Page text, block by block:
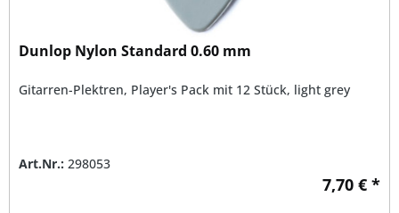
Dunlop Nylon Standard 0.60 mm
Gitarren-Plektren, Player's Pack mit 12 Stück, light grey
Art.Nr.: 298053
7,70 € *